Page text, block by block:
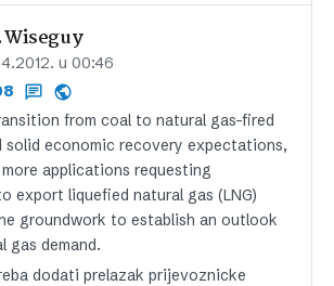
u 00:46
from coal to natural gas-fired
solid economic recovery expectations,
applications requesting
export liquefied natural gas (LNG)
groundwork to establish an outlook
gas demand.
dodati prelazak prijevoznicke